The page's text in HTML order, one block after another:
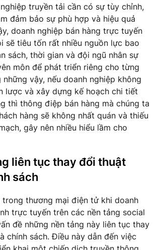
truyền tải cần có sự tùy chỉnh,
đảm bảo sự phù hợp và hiệu quả
doanh nghiệp bán hàng trực tuyến
sẽ tiêu tốn rất nhiều nguồn lực bao
sách, thời gian và đội ngũ nhân sự
môn để phát triển riêng cho từng
những vậy, nếu doanh nghiệp không
lược và xây dựng kế hoạch chi tiết
thì thông điệp bán hàng mà chúng ta
hàng sẽ không nhất quán và thiếu
gây nên nhiều hiểu lầm cho
liên tục thay đổi thuật
sách
thương mại điện tử khi doanh
trực tuyến trên các nền tảng social
đề những nền tảng này liên tục thay
chính sách. Điều này dẫn đến việc